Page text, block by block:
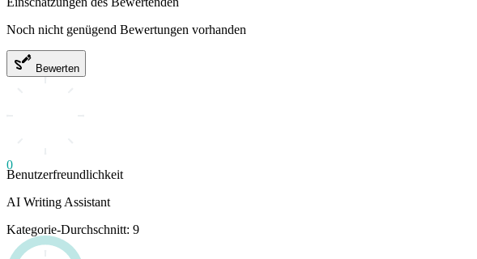
Noch nicht genügend Bewertungen vorhanden
Bewerten
0
Benutzerfreundlichkeit
AI Writing Assistant
Kategorie-Durchschnitt: 9